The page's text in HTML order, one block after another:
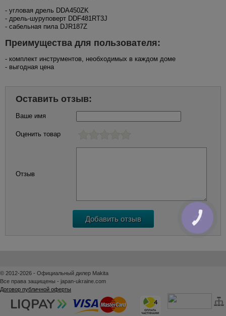
- угловая дрель DDA450ZK
- дрель-шуруповерт DDF481RT3J
- сабельная пила DJR187Z
Преимущества для пользователя:
- комплект инструментов, необходимых в каждом доме
- выгодная цена
Оставить отзыв:
Ваше имя
Оценить товар
Отзыв
© 2012-2026 - Официальный дилер Makita
Все права защищены - japan-ukraine.com
Договор публичной оферты
КНОПКА
ЗВ'ЯЗКУ